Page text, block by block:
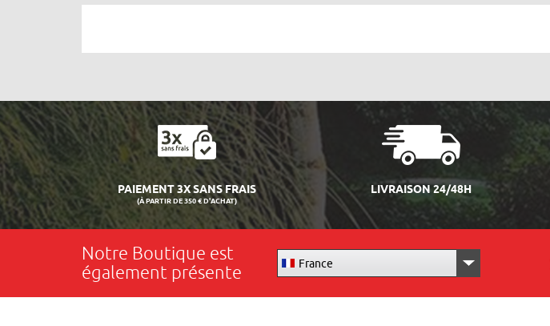
PAIEMENT 3X SANS FRAIS
(À PARTIR DE 350 € D'ACHAT)
LIVRAISON 24/48H
Notre Boutique est
également présente
France